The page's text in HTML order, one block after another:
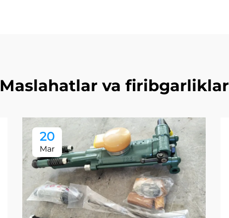
Maslahatlar va firibgarliklar
20
Mar